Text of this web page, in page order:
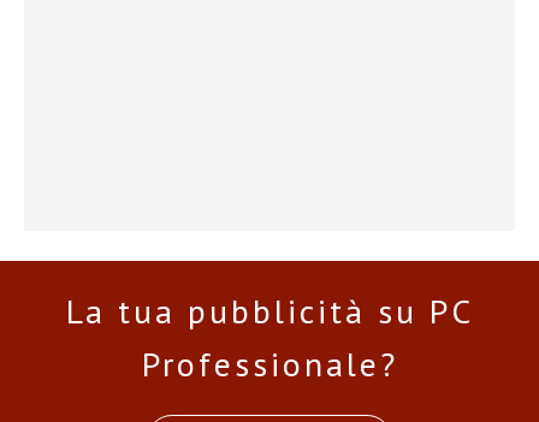
La tua pubblicità su PC
Professionale?